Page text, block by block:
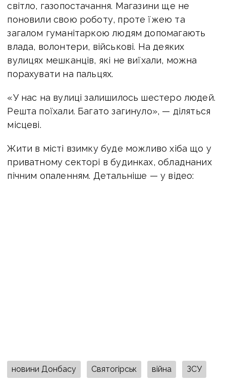
світло, газопостачання. Магазини ще не
поновили свою роботу, проте їжею та
загалом гуманітаркою людям допомагають
влада, волонтери, військові. На деяких
вулицях мешканців, які не виїхали, можна
порахувати на пальцях.
«У нас на вулиці залишилось шестеро людей.
Решта поїхали. Багато загинуло», — діляться
місцеві.
Жити в місті взимку буде можливо хіба що у
приватному секторі в будинках, обладнаних
пічним опаленням. Детальніше — у відео:
новини Донбасу Святогірськ війна ЗСУ